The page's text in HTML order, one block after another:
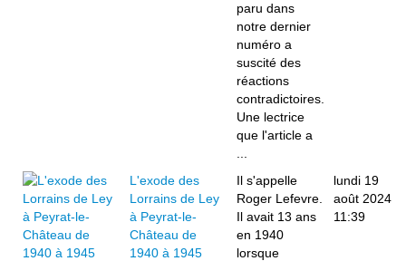
paru dans
notre dernier
numéro a
suscité des
réactions
contradictoires.
Une lectrice
que l'article a
L'exode des
Lorrains de Ley
à Peyrat-le-
Château de
1940 à 1945
Il s'appelle
Roger Lefevre.
Il avait 13 ans
en 1940
lorsque
lundi 19
août 2024
11:39